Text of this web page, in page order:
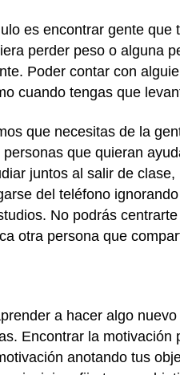
es encontrar gente
perder peso o alguna
Poder contar con
cuando tengas que
que necesitas de la
que quieran
juntos al salir de
del teléfono
No podrás
otra persona que
a hacer algo
Encontrar la
anotando tus